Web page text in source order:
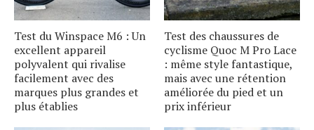
Test du Winspace M6 : Un
excellent appareil
polyvalent qui rivalise
facilement avec des
marques plus grandes et
plus établies
Test des chaussures de
cyclisme Quoc M Pro Lace
: même style fantastique,
mais avec une rétention
améliorée du pied et un
prix inférieur